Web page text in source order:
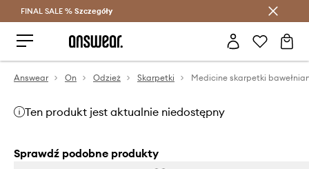
Oszczędzaj z Answear Club >
FINAL SALE % Szczegóły
Answear On Odzież Skarpetki
Ten produkt jest aktualnie niedostępny
Sprawdź podobne produkty